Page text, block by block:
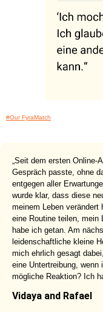
#Our FyraMatch
„Seit dem ersten Online-
Gespräch passte, ohne
entgegen aller
wurde klar, dass diese
meinem Leben
eine Routine teilen, mein
habe ich getan. Am
leidenschaftliche kleine
mich ehrlich gesagt
eine Untertreibung, wenn
mögliche Reaktion? Ich
Vidaya and Rafael